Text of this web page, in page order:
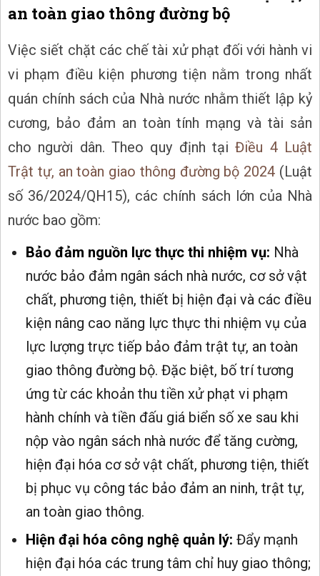
an toàn giao thông đường bộ
Việc siết chặt các chế tài xử phạt đối với hành vi
vi phạm điều kiện phương tiện nằm trong nhất
quán chính sách của Nhà nước nhằm thiết lập kỷ
cương, bảo đảm an toàn tính mạng và tài sản
cho người dân. Theo quy định tạiĐiều 4 Luật
Trật tự, an toàn giao thông đường bộ 2024 (Luật
số 36/2024/QH15), các chính sách lớn của Nhà
nước bao gồm:
Bảo đảm nguồn lực thực thi nhiệm vụ: Nhà
nước bảo đảm ngân sách nhà nước, cơ sở vật
chất, phương tiện, thiết bị hiện đại và các điều
kiện nâng cao năng lực thực thi nhiệm vụ của
lực lượng trực tiếp bảo đảm trật tự, an toàn
giao thông đường bộ. Đặc biệt, bố trí tương
ứng từ các khoản thu tiền xử phạt vi phạm
hành chính và tiền đấu giá biển số xe sau khi
nộp vào ngân sách nhà nước để tăng cường,
hiện đại hóa cơ sở vật chất, phương tiện, thiết
bị phục vụ công tác bảo đảm an ninh, trật tự,
an toàn giao thông.
Hiện đại hóa công nghệ quản lý: Đẩy mạnh
hiện đại hóa các trung tâm chỉ huy giao thông;